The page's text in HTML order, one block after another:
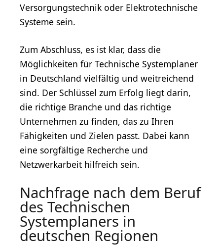
Versorgungstechnik oder Elektrotechnische
Systeme sein.
Zum Abschluss, es ist klar, dass die
Möglichkeiten für Technische Systemplaner
in Deutschland vielfältig und weitreichend
sind. Der Schlüssel zum Erfolg liegt darin,
die richtige Branche und das richtige
Unternehmen zu finden, das zu Ihren
Fähigkeiten und Zielen passt. Dabei kann
eine sorgfältige Recherche und
Netzwerkarbeit hilfreich sein.
Nachfrage nach dem Beruf
des Technischen
Systemplaners in
deutschen Regionen